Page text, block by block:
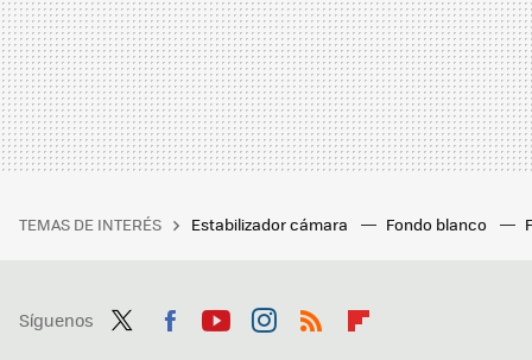
TEMAS DE INTERÉS Estabilizador cámara Fondo blanco
Síguenos